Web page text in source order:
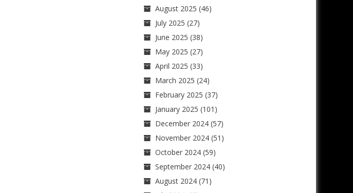
August 2025 (46)
July 2025 (27)
June 2025 (38)
May 2025 (27)
April 2025 (33)
March 2025 (24)
February 2025 (37)
January 2025 (101)
December 2024(57)
November 2024(51)
October 2024(59)
September 2024(40)
August 2024(71)